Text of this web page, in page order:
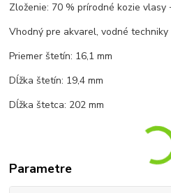
Zloženie: 70 % prírodné kozie vlasy
Vhodný pre akvarel, vodné
Priemer štetín: 16,1 mm
Dĺžka štetín: 19,4 mm
Dĺžka štetca: 202 mm
Parametre